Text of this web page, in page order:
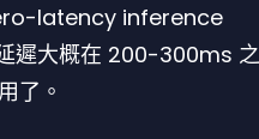
latency inference
遲大概在 200-300ms 之
了。